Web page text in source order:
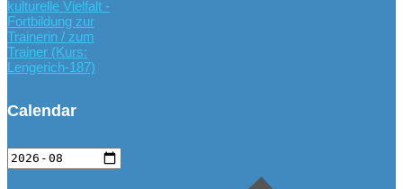
kulturelle Vielfalt -
Fortbildung zur
Trainerin / zum
Trainer (Kurs:
Lengerich-187)
Calendar